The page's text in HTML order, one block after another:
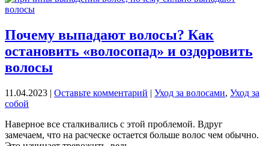
волосы
5
рабочих
рекомендаций
Почему выпадают волосы? Как
остановить «волосопад» и оздоровить
волосы
11.04.2023 | Оставьте комментарий | Уход за волосами, Уход за
собой
Наверное все сталкивались с этой проблемой. Вдруг
замечаем, что на расческе остается больше волос чем обычно.